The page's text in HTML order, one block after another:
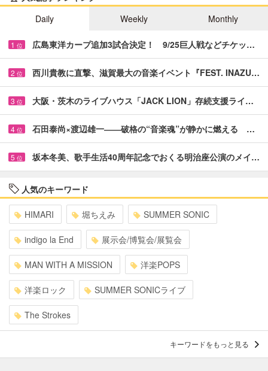
Daily
Weekly Monthly
1 位 広島東洋カープ追加3試合決定！ 9/25巨人戦などチケッ…
2 位 西川貴教に直撃、滋賀最大の音楽イベント『FEST. INAZU…
3 位 大阪・茨木のライブハウス「JACK LION」存続支援ライ…
4 位 石田泰尚×渡辺雄一――破格の“音楽魂”が静かに燃える …
5 位 坂本冬美、歌手生活40周年記念でおくる明治座公演のメイ…
人気のキーワード
HIMARI 堀ちえみ SUMMER SONIC
indigo la End 展示会/博覧会/展覧会
MAN WITH A MISSION 洋楽POPS
洋楽ロック SUMMER SONICライブ
The Strokes
キーワードをもっと見る